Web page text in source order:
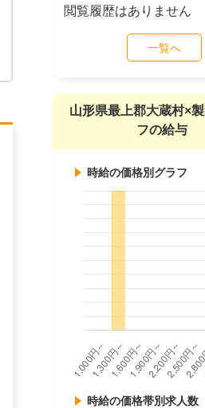
閲覧履歴はありません
一覧へ
山形県最上郡大蔵村×
フの給与
時給の価格別グラフ
時給の価格帯別求人数